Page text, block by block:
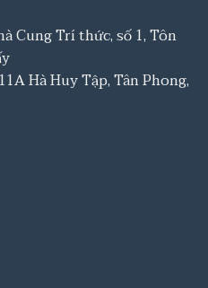
Cung Trí thức, số 1, Tôn
Hà Huy Tập, Tân Phong,